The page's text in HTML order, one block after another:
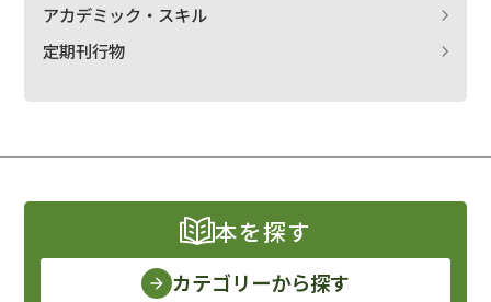
アカデミック・スキル
定期刊行物
本を探す
カテゴリーから探す